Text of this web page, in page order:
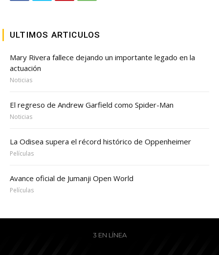
ULTIMOS ARTICULOS
Mary Rivera fallece dejando un importante legado en la
actuación
Noticias
El regreso de Andrew Garfield como Spider-Man
Noticias
La Odisea supera el récord histórico de Oppenheimer
Películas
Avance oficial de Jumanji Open World
Películas
3 EN LÍNEA